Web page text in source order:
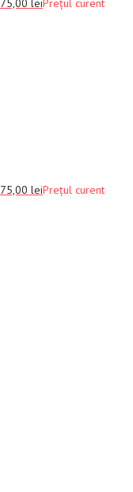
75,00 leiPrețul curent
75,00 leiPrețul curent